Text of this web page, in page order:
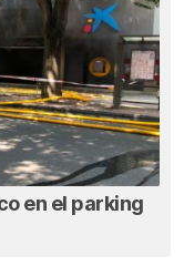
en el parking